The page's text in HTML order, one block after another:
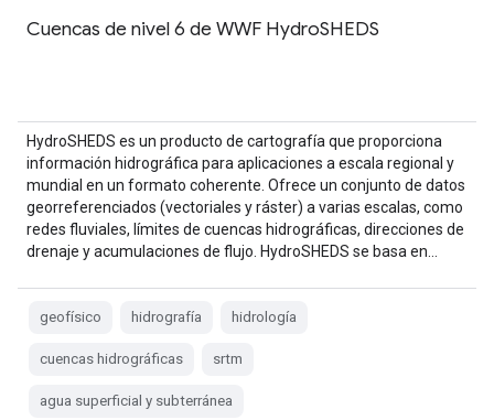
Cuencas de nivel 6 de WWF HydroSHEDS
HydroSHEDS es un producto de cartografía que proporciona
información hidrográfica para aplicaciones a escala regional y
mundial en un formato coherente. Ofrece un conjunto de datos
georreferenciados (vectoriales y ráster) a varias escalas, como
redes fluviales, límites de cuencas hidrográficas, direcciones de
drenaje y acumulaciones de flujo. HydroSHEDS se basa en…
geofísico hidrografía hidrología
cuencas hidrográficas srtm
agua superficial y subterránea